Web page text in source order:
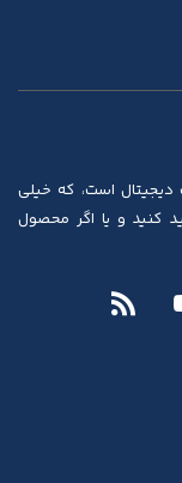
است، که خیلی
کنید و یا اگر محصول